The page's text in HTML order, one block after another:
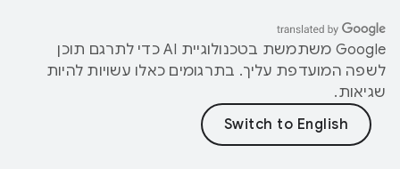
‫Google משתמשת בטכנולוגיית AI כדי לתרגם תוכן
לשפה המועדפת עליך. בתרגומים כאלו עשויות להיות
שגיאות.